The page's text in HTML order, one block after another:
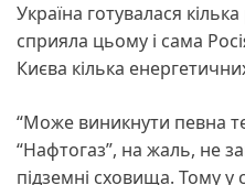
Україна готувалася
сприяла цьому і сама
Києва кілька
“Може виникнути певна
“Нафтогаз”, на жаль, не
підземні сховища. Тому